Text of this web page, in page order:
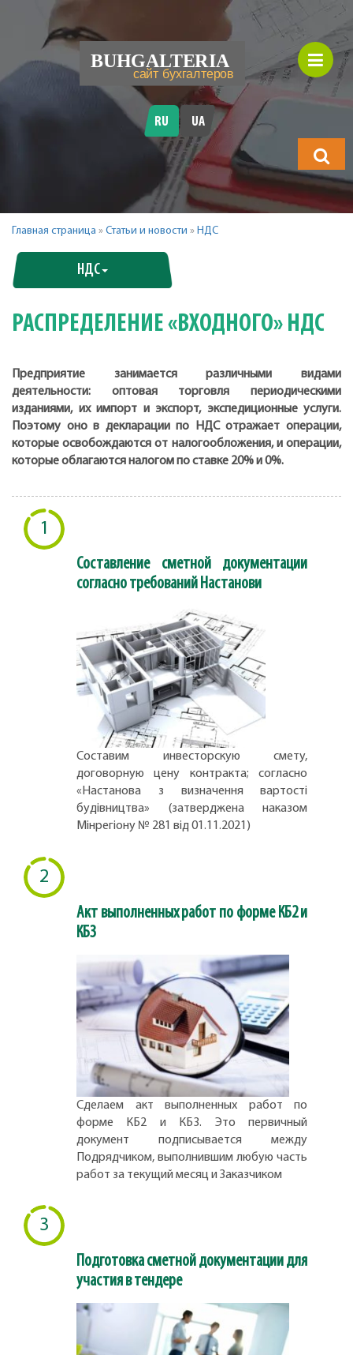
будете
искать?
RU UA
Главная страница » Статьи и новости » НДС
НДС
РАСПРЕДЕЛЕНИЕ «ВХОДНОГО» НДС
Предприятие занимается различными видами
деятельности: оптовая торговля периодическими
изданиями, их импорт и экспорт, экспедиционные услуги.
Поэтому оно в декларации по НДС отражает операции,
которые освобождаются от налогообложения, и операции,
которые облагаются налогом по ставке 20% и 0%.
1
Составление сметной документации
согласно требований Настанови
Составим инвесторскую смету,
договорную цену контракта; согласно
«Настанова з визначення вартості
будівництва» (затверджена наказом
Мінрегіону № 281 від 01.11.2021)
2
Акт выполненных работ по форме КБ2 и
КБ3
Сделаем акт выполненных работ по
форме КБ2 и КБ3. Это первичный
документ подписывается между
Подрядчиком, выполнившим любую часть
работ за текущий месяц и Заказчиком
3
Подготовка сметной документации для
участия в тендере